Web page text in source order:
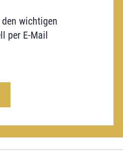
den wichtigen
per E-Mail